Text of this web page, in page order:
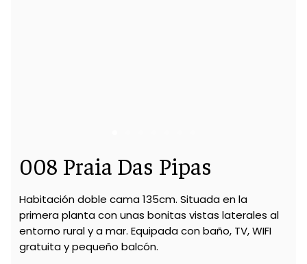
008 Praia Das Pipas
Habitación doble cama 135cm. Situada en la
primera planta con unas bonitas vistas laterales al
entorno rural y a mar. Equipada con baño, TV, WIFI
gratuita y pequeño balcón.